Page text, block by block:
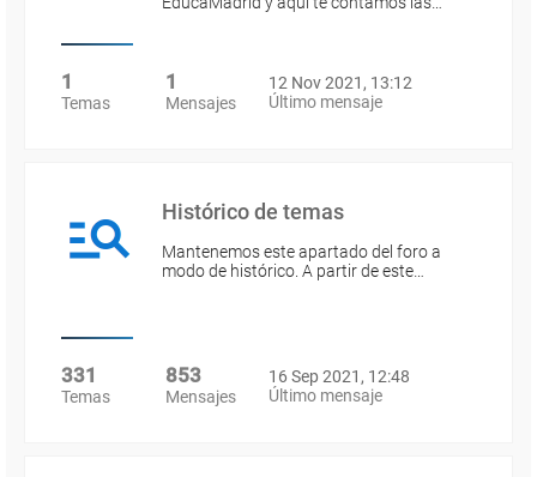
1
Temas
1
Mensajes
12 Nov 2021, 13:12
Último mensaje
Histórico de temas
Mantenemos este apartado del foro a
modo de histórico. A partir de este…
331
Temas
853
Mensajes
16 Sep 2021, 12:48
Último mensaje